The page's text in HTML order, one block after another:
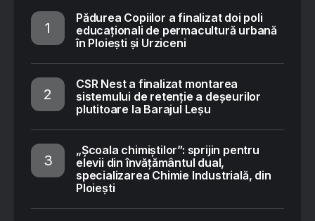
Pădurea Copiilor a finalizat doi poli
educaționali de permacultură urbană
în Ploiești și Urziceni
CSR Nest a finalizat montarea
sistemului de retenție a deșeurilor
plutitoare la Barajul Leșu
„Școala chimiștilor”: sprijin pentru
elevii din învățământul dual,
specializarea Chimie Industrială, din
Ploiești